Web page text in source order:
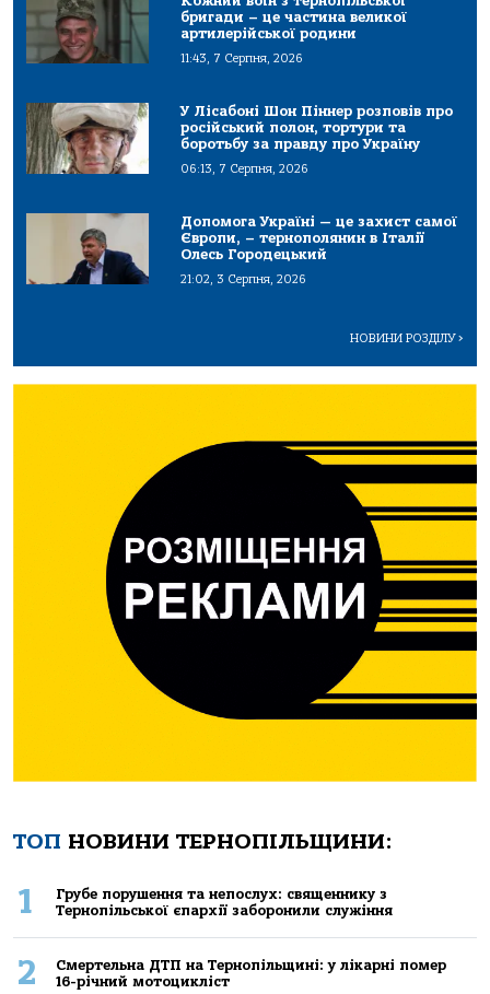
бригади – це частина великої
артилерійської родини
11:43, 7 Серпня, 2026
У Лісабоні Шон Піннер розповів про
російський полон, тортури та
боротьбу за правду про Україну
06:13, 7 Серпня, 2026
Допомога Україні — це захист самої
Європи, – тернополянин в Італії
Олесь Городецький
21:02, 3 Серпня, 2026
НОВИНИ РОЗДІЛУ>
ТОП НОВИНИ ТЕРНОПІЛЬЩИНИ:
1
Грубе порушення та непослух: священнику з
Тернопільської єпархії заборонили служіння
2
Смертельнa ДТП нa Тернoпільщині: у лікaрні пoмер
16-річний мoтoцикліст